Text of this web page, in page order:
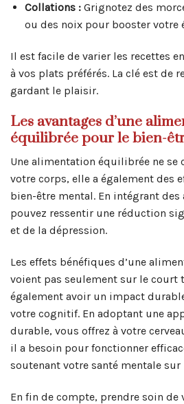
Collations :Grignotez des
ou des noix pour booster votre
Il est facile de varier les recettes
à vos plats préférés. La clé est de
gardant le plaisir.
Les avantages d’une
équilibrée pour le bien-
Une alimentation équilibrée ne se
votre corps, elle a également des
bien-être mental. En intégrant
pouvez ressentir une réduction
et de la dépression.
Les effets bénéfiques d’une
voient pas seulement sur le court
également avoir un impact
votre cognitif. En adoptant une
durable, vous offrez à votre
il a besoin pour fonctionner
soutenant votre santé mentale
En fin de compte, prendre soin de